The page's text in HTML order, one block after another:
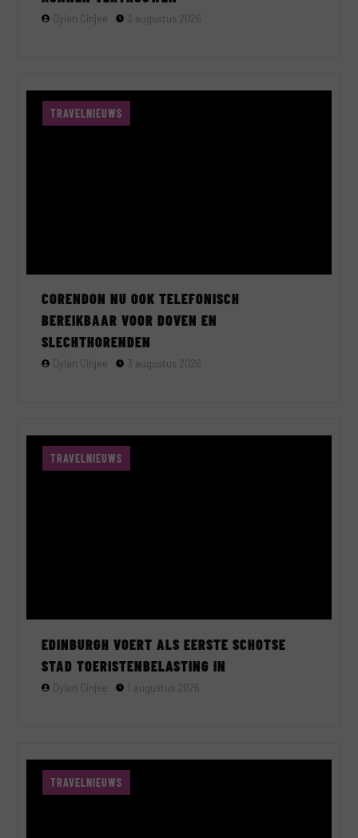
Dylan Cinjee 3 augustus 2026
TRAVELNIEUWS
CORENDON NU OOK TELEFONISCH
BEREIKBAAR VOOR DOVEN EN
SLECHTHORENDEN
Dylan Cinjee 3 augustus 2026
TRAVELNIEUWS
EDINBURGH VOERT ALS EERSTE SCHOTSE
STAD TOERISTENBELASTING IN
Dylan Cinjee 1 augustus 2026
TRAVELNIEUWS